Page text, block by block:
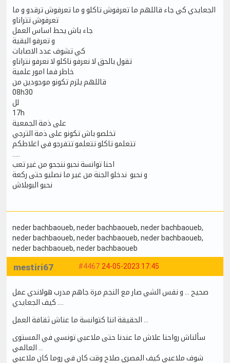
الجعايدي كي جاء قاللهم ما تعرفوش تاكلو و ما تعرفوش ترقدو و ما
تعرفوش تتراناو
جاء باش يحط اساس العمل
و تعرفو البقية
كي تشوف عدد الاصابات
تقول بالحق لا نعرفو ناكلو لا نعرفو نتراناو
خاطر فما امور علمية
قاللهم يلزم تكونو موجودين من
08h30
لل
17h
على ذمة الجمعية
تخلصو باش تكونو على ذمة الترجي
تتعلمو تاكلو تتعلمو تتفرجو في اغلاطكم
احنا توانسة نحبو ننجحو من غير تعب
و نحبو ندخلو الجنة من غير ما نصليو حتى ركعة
نحبو البوبلاش
neder bachbaoueb, neder bachbaoueb, neder bachbaoueb,
neder bachbaoueb, neder bachbaoueb, neder bachbaoueb,
neder bachbaoueb, neder bachbaoueb
#4467 24-05-2023 17:45
mestiri67
صحيح … و نفس الشي صار مع النجم مرة جاهم مدرب هولاندي عمل
سألناش رواحنا علاش ما عندنا حتى ملاعبي تونسي في المستوى
شوف ملاعبي كيف المصري صلاح وقت كان في روما كان ملاعبي